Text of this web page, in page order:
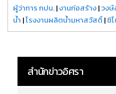
ผู้ว่าการ กปน.|งานก่อสร้าง|วง
น้ำ |โรงงานผลิตน้ำมหาสวัสดิ์|ซิ
สำนักข่าวอิศรา